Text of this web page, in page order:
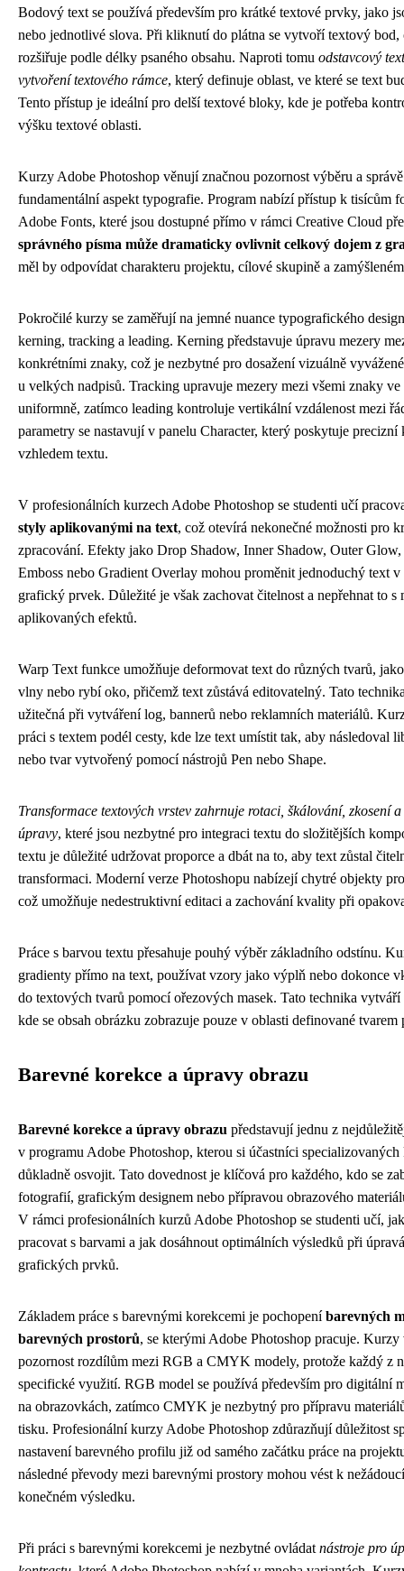
Bodový text se používá především pro krátké textové prvky, jako
nebo jednotlivé slova. Při kliknutí do plátna se vytvoří textový bod,
rozšiřuje podle délky psaného obsahu. Naproti tomu odstavcový
vytvoření textového rámce, který definuje oblast, ve které se text
Tento přístup je ideální pro delší textové bloky, kde je potřeba
výšku textové oblasti.
Kurzy Adobe Photoshop věnují značnou pozornost výběru a
fundamentální aspekt typografie. Program nabízí přístup k tisícům
Adobe Fonts, které jsou dostupné přímo v rámci Creative Cloud
správného písma může dramaticky ovlivnit celkový dojem z
měl by odpovídat charakteru projektu, cílové skupině a
Pokročilé kurzy se zaměřují na jemné nuance typografického
kerning, tracking a leading. Kerning představuje úpravu mezery
konkrétními znaky, což je nezbytné pro dosažení vizuálně
u velkých nadpisů. Tracking upravuje mezery mezi všemi znaky
uniformně, zatímco leading kontroluje vertikální vzdálenost mezi
parametry se nastavují v panelu Character, který poskytuje precizní
vzhledem textu.
V profesionálních kurzech Adobe Photoshop se studenti učí
styly aplikovanými na text, což otevírá nekonečné možnosti pro
zpracování. Efekty jako Drop Shadow, Inner Shadow, Outer
Emboss nebo Gradient Overlay mohou proměnit jednoduchý text
grafický prvek. Důležité je však zachovat čitelnost a nepřehnat to s
aplikovaných efektů.
Warp Text funkce umožňuje deformovat text do různých tvarů,
vlny nebo rybí oko, přičemž text zůstává editovatelný. Tato
užitečná při vytváření log, bannerů nebo reklamních materiálů.
práci s textem podél cesty, kde lze text umístit tak, aby následoval
nebo tvar vytvořený pomocí nástrojů Pen nebo Shape.
Transformace textových vrstev zahrnuje rotaci, škálování, zkosení
úpravy, které jsou nezbytné pro integraci textu do složitějších
textu je důležité udržovat proporce a dbát na to, aby text zůstal
transformaci. Moderní verze Photoshopu nabízejí chytré objekty
což umožňuje nedestruktivní editaci a zachování kvality při
Práce s barvou textu přesahuje pouhý výběr základního odstínu.
gradienty přímo na text, používat vzory jako výplň nebo dokonce
do textových tvarů pomocí ořezových masek. Tato technika
kde se obsah obrázku zobrazuje pouze v oblasti definované tvarem
Barevné korekce a úpravy obrazu
Barevné korekce a úpravy obrazu představují jednu z
v programu Adobe Photoshop, kterou si účastníci
důkladně osvojit. Tato dovednost je klíčová pro každého, kdo se
fotografií, grafickým designem nebo přípravou obrazového
V rámci profesionálních kurzů Adobe Photoshop se studenti učí,
pracovat s barvami a jak dosáhnout optimálních výsledků při
grafických prvků.
Základem práce s barevnými korekcemi je pochopeníbarevných
barevných prostorů, se kterými Adobe Photoshop pracuje.
pozornost rozdílům mezi RGB a CMYK modely, protože každý z
specifické využití. RGB model se používá především pro digitální
na obrazovkách, zatímco CMYK je nezbytný pro přípravu
tisku. Profesionální kurzy Adobe Photoshop zdůrazňují důležitost
nastavení barevného profilu již od samého začátku práce na
následné převody mezi barevnými prostory mohou vést k
konečném výsledku.
Při práci s barevnými korekcemi je nezbytné ovládat nástroje pro